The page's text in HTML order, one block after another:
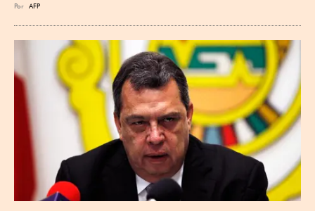
Por AFP